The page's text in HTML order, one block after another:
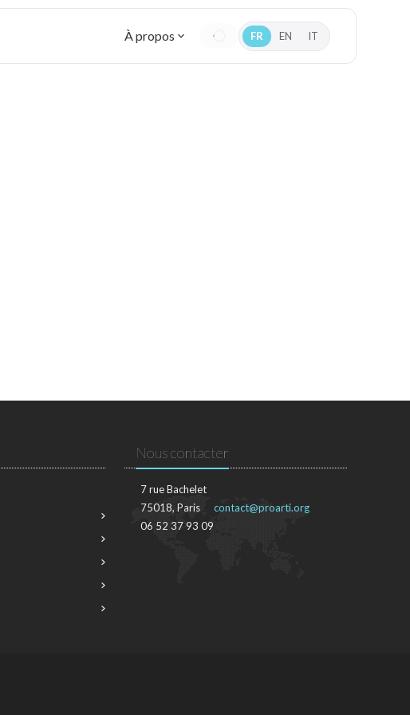
À propos FR EN IT
Nous contacter
7 rue Bachelet
75018, Paris
06 52 37 93 09
contact@proarti.org